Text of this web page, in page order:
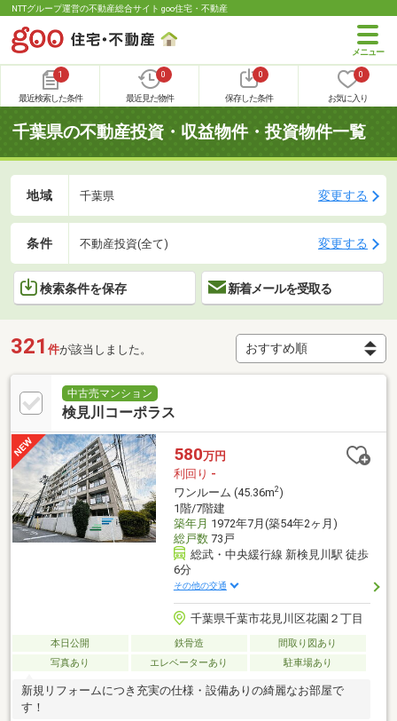
NTTグループ運営の不動産総合サイト goo住宅・不動産
1
最近検索した条件
0
最近見た物件
0
保存した条件
0
お気に入り
千葉県の不動産投資・収益物件・投資物件一覧
地域 千葉県 変更する
条件 不動産投資(全て) 変更する
検索条件を保存 新着メールを受取る
321 件が該当しました。
中古売マンション
検見川コーポラス
580万円
利回り -
ワンルーム (45.36m2)
1階/7階建
築年月 1972年7月(築54年2ヶ月)
総戸数73戸
総武・中央緩行線 新検見川駅 徒歩
6分
その他の交通
千葉県千葉市花見川区花園２丁目
本日公開 鉄骨造
間取り図あり
写真あり
エレベーターあり 駐車場あり
新規リフォームにつき充実の仕様・設備ありの綺麗なお部屋で
す！